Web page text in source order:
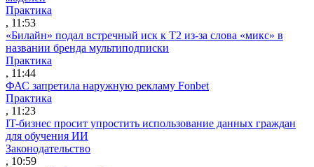
Практика
, 11:53
«Билайн» подал встречный иск к Т2 из-за слова «микс» в
названии бренда мультиподписки
Практика
, 11:44
ФАС запретила наружную рекламу Fonbet
Практика
, 11:23
IT-бизнес просит упростить использование данных граждан
для обучения ИИ
Законодательство
, 10:59